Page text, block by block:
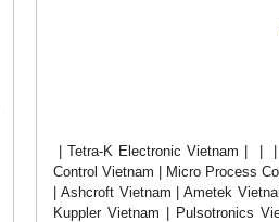
| Tetra-K Electronic Vietnam | |
Control Vietnam | Micro Process
| Ashcroft Vietnam | Ametek
Kuppler Vietnam | Pulsotronics